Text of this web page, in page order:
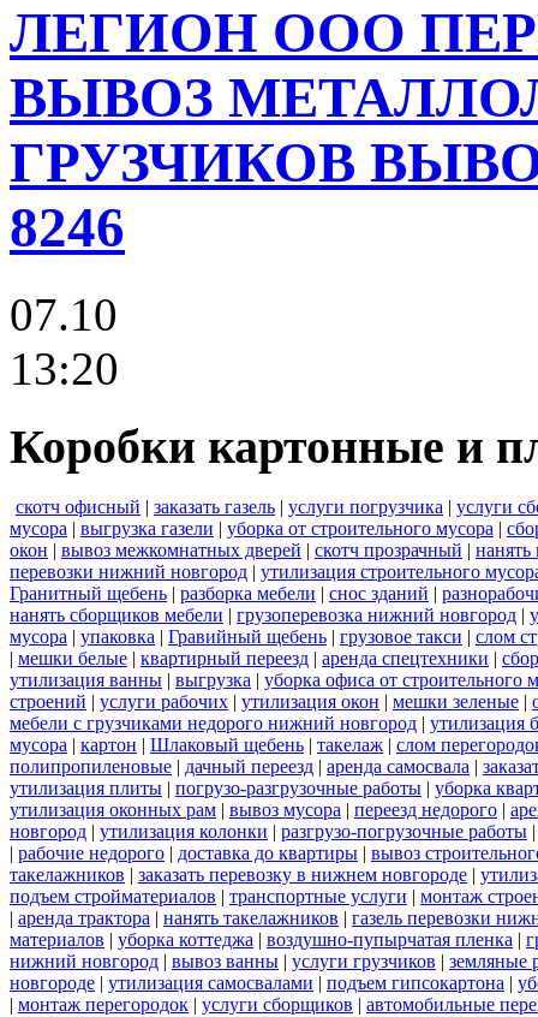
ЛЕГИОН ООО
ВЫВОЗ
ГРУЗЧИКОВ
8246
07.10
13:20
Коробки картонные и
скотч офисный | заказать газель | услуги погрузчика | услуги
мусора | выгрузка газели | уборка от строительного мусора |
окон | вывоз межкомнатных дверей | скотч прозрачный | нанять
перевозки нижний новгород | утилизация строительного
Гранитный щебень | разборка мебели | снос зданий |
нанять сборщиков мебели | грузоперевозка нижний новгород |
мусора | упаковка | Гравийный щебень | грузовое такси | слом
| мешки белые | квартирный переезд | аренда спецтехники |
утилизация ванны | выгрузка | уборка офиса от строительного
строений | услуги рабочих | утилизация окон | мешки зеленые |
мебели с грузчиками недорого нижний новгород | утилизация
мусора | картон | Шлаковый щебень | такелаж | слом
полипропиленовые | дачный переезд | аренда самосвала |
утилизация плиты | погрузо-разгрузочные работы | уборка
утилизация оконных рам | вывоз мусора | переезд недорого |
новгород | утилизация колонки | разгрузо-погрузочные работы
| рабочие недорого | доставка до квартиры | вывоз
такелажников | заказать перевозку в нижнем новгороде |
подъем стройматериалов | транспортные услуги | монтаж
| аренда трактора | нанять такелажников | газель перевозки
материалов | уборка коттеджа | воздушно-пупырчатая пленка |
нижний новгород | вывоз ванны | услуги грузчиков | земляные
новгороде | утилизация самосвалами | подъем гипсокартона |
| монтаж перегородок | услуги сборщиков | автомобильные